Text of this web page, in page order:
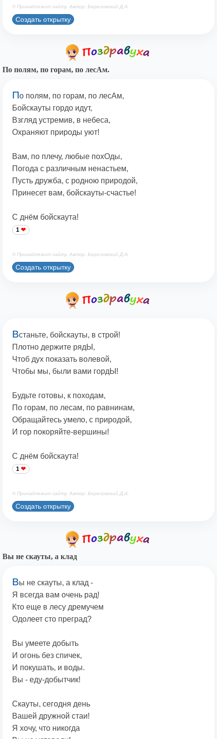
© Принадлежит сайту. Автор: Березовский Д.А.
Создать открытку
По полям, по горам, по лесАм.
По полям, по горам, по лесАм,
Бойскауты гордо идут,
Взгляд устремив, в небеса,
Охраняют природы уют!
Вам, по плечу, любые похОды,
Погода с различным ненастьем,
Пусть дружба, с родною природой,
Принесет вам, бойскауты-счастье!
С днём бойскаута!
1
© Принадлежит сайту. Автор: Березовский Д.А.
Создать открытку
Встаньте, бойскауты, в строй!
Плотно держите рядЫ,
Чтоб дух показать волевой,
Чтобы мы, были вами гордЫ!
Будьте готовы, к походам,
По горам, по лесам, по равнинам,
Обращайтесь умело, с природой,
И гор покоряйте-вершины!
С днём бойскаута!
1
© Принадлежит сайту. Автор: Березовский Д.А.
Создать открытку
Вы не скауты, а клад
Вы не скауты, а клад -
Я всегда вам очень рад!
Кто еще в лесу дремучем
Одолеет сто преград?
Вы умеете добыть
И огонь без спичек,
И покушать, и воды.
Вы - еду-добытчик!
Скауты, сегодня день
Вашей дружной стаи!
Я хочу, что никогда